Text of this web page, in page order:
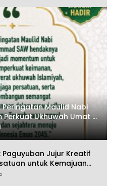
Peringatan Maulid Nabi
Perkuat Ukhuwah Umat di
Paguyuban Jujur Kreatif
untuk Kemajuan